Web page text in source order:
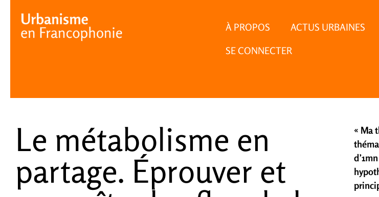
À PROPOS ACTUS URBAINES
SE CONNECTER
Le métabolisme en
partage. Éprouver et
« Ma